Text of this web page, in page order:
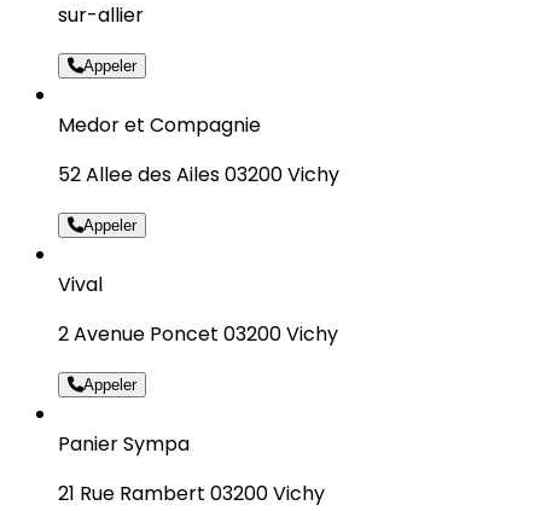
sur-allier
Appeler
Medor et Compagnie
52 Allee des Ailes 03200 Vichy
Appeler
Vival
2 Avenue Poncet 03200 Vichy
Appeler
Panier Sympa
21 Rue Rambert 03200 Vichy